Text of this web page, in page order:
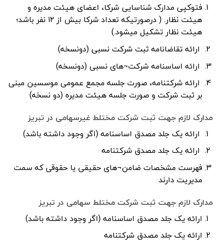
فتوکپی مدارک شناسایی شرکا، اعضای هیئت مدیره و
هیئت نظار. ( درصورتیکه تعداد شرکا بیش از ۱۲ نفر باشد؛
هیئت نظار تشکیل میشود.)
ارائه تقاضانامه ثبت شرکت نسبی (دونسخه)
ارائه اساسنامه شرکت¬های نسبی (دونسخه)
ارائه شرکتنامه، صورت جلسه مجمع عمومی موسسین مبنی
بر ثبت شرکت و صورت جلسه هیئت مدیره (دو نسخه)
مدارک لازم جهت ثبت شرکت مختلط غیرسهامی در تبریز
ارائه یک جلد مصدق اساسنامه (اگر وجود داشته باشد)
ارائه یک جلد مصدق شرکتنامه
فهرست مشخصات ضامن¬های حقیقی یا حقوقی که سمت
مدیریت دارند
مدارک لازم جهت ثبت شرکت مختلط سهامی در تبریز
ارائه یک جلد مصدق اساسنامه (اگر وجود داشته باشد)
ارائه یک جلد مصدق شرکتنامه